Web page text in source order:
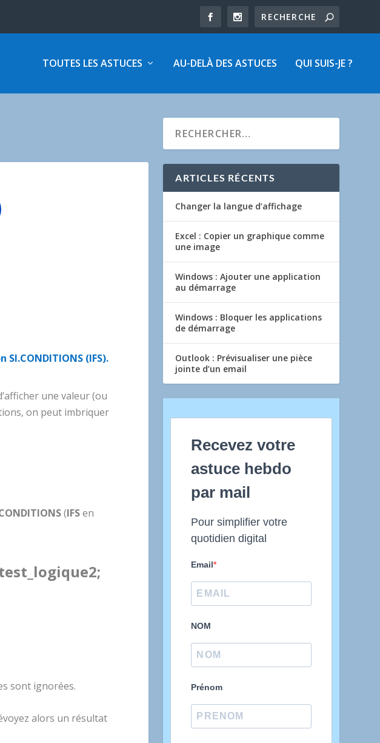
TOUTES LES ASTUCES AU-DELÀ DES ASTUCES QUI SUIS-JE ?
(IFS).
une valeur (ou
on peut imbriquer
(IFSen
sont ignorées.
alors un résultat
ARTICLES RÉCENTS
Changer la langue d’affichage
Excel : Copier un graphique comme
une image
Windows : Ajouter une application
au démarrage
Windows : Bloquer les applications
de démarrage
Outlook : Prévisualiser une pièce
jointe d’un email
Recevez votre
astuce hebdo
par mail
Pour simplifier votre
quotidien digital
Email
NOM
Prénom